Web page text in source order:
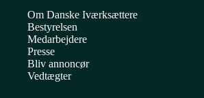
Om Danske Iværksættere
Bestyrelsen
Medarbejdere
Presse
Bliv annoncør
Vedtægter